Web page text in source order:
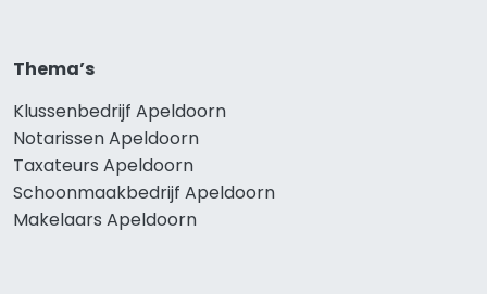
Thema’s
Klussenbedrijf Apeldoorn
Notarissen Apeldoorn
Taxateurs Apeldoorn
Schoonmaakbedrijf Apeldoorn
Makelaars Apeldoorn